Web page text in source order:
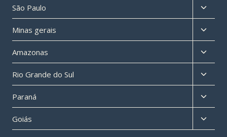
São Paulo
menu
filho
Minas gerais
menu
filho
Amazonas
menu
filho
Rio Grande do Sul
menu
filho
Paraná
menu
filho
Goiás
menu